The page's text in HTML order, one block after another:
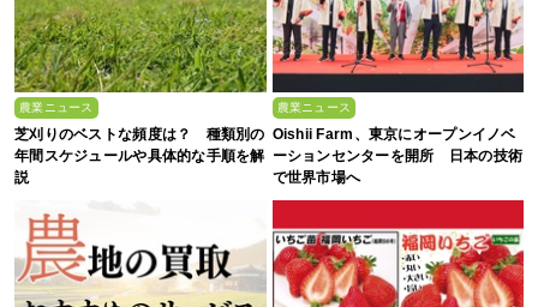
農業ニュース
芝刈りのベストな頻度は？ 種類別の
年間スケジュールや具体的な手順を解
説
農業ニュース
Oishii Farm、東京にオープンイノベ
ーションセンターを開所 日本の技術
で世界市場へ